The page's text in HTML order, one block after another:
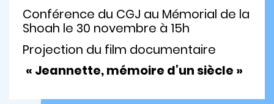
Conférence du CGJ au Mémorial de la
Shoah le 30 novembre à 15h
Projection du film documentaire
« Jeannette, mémoire d’un siècle »